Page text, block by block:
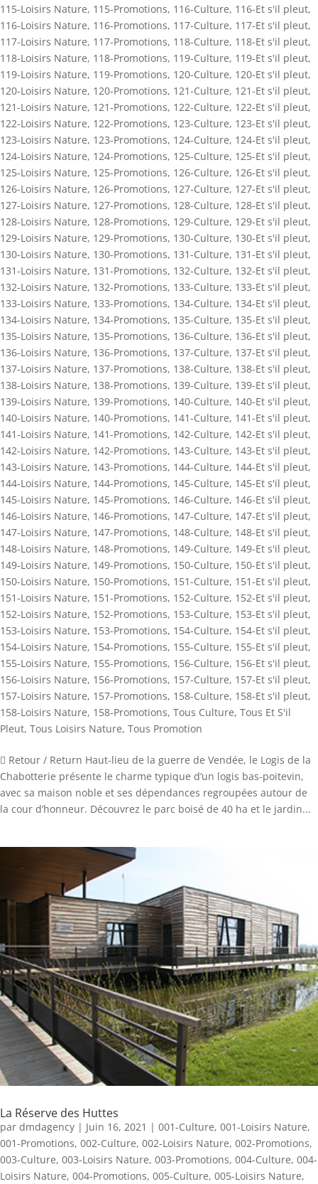
115-Loisirs Nature, 115-Promotions, 116-Culture, 116-Et s'il pleut,
116-Loisirs Nature, 116-Promotions, 117-Culture, 117-Et s'il pleut,
117-Loisirs Nature, 117-Promotions, 118-Culture, 118-Et s'il pleut,
118-Loisirs Nature, 118-Promotions, 119-Culture, 119-Et s'il pleut,
119-Loisirs Nature, 119-Promotions, 120-Culture, 120-Et s'il pleut,
120-Loisirs Nature, 120-Promotions, 121-Culture, 121-Et s'il pleut,
121-Loisirs Nature, 121-Promotions, 122-Culture, 122-Et s'il pleut,
122-Loisirs Nature, 122-Promotions, 123-Culture, 123-Et s'il pleut,
123-Loisirs Nature, 123-Promotions, 124-Culture, 124-Et s'il pleut,
124-Loisirs Nature, 124-Promotions, 125-Culture, 125-Et s'il pleut,
125-Loisirs Nature, 125-Promotions, 126-Culture, 126-Et s'il pleut,
126-Loisirs Nature, 126-Promotions, 127-Culture, 127-Et s'il pleut,
127-Loisirs Nature, 127-Promotions, 128-Culture, 128-Et s'il pleut,
128-Loisirs Nature, 128-Promotions, 129-Culture, 129-Et s'il pleut,
129-Loisirs Nature, 129-Promotions, 130-Culture, 130-Et s'il pleut,
130-Loisirs Nature, 130-Promotions, 131-Culture, 131-Et s'il pleut,
131-Loisirs Nature, 131-Promotions, 132-Culture, 132-Et s'il pleut,
132-Loisirs Nature, 132-Promotions, 133-Culture, 133-Et s'il pleut,
133-Loisirs Nature, 133-Promotions, 134-Culture, 134-Et s'il pleut,
134-Loisirs Nature, 134-Promotions, 135-Culture, 135-Et s'il pleut,
135-Loisirs Nature, 135-Promotions, 136-Culture, 136-Et s'il pleut,
136-Loisirs Nature, 136-Promotions, 137-Culture, 137-Et s'il pleut,
137-Loisirs Nature, 137-Promotions, 138-Culture, 138-Et s'il pleut,
138-Loisirs Nature, 138-Promotions, 139-Culture, 139-Et s'il pleut,
139-Loisirs Nature, 139-Promotions, 140-Culture, 140-Et s'il pleut,
140-Loisirs Nature, 140-Promotions, 141-Culture, 141-Et s'il pleut,
141-Loisirs Nature, 141-Promotions, 142-Culture, 142-Et s'il pleut,
142-Loisirs Nature, 142-Promotions, 143-Culture, 143-Et s'il pleut,
143-Loisirs Nature, 143-Promotions, 144-Culture, 144-Et s'il pleut,
144-Loisirs Nature, 144-Promotions, 145-Culture, 145-Et s'il pleut,
145-Loisirs Nature, 145-Promotions, 146-Culture, 146-Et s'il pleut,
146-Loisirs Nature, 146-Promotions, 147-Culture, 147-Et s'il pleut,
147-Loisirs Nature, 147-Promotions, 148-Culture, 148-Et s'il pleut,
148-Loisirs Nature, 148-Promotions, 149-Culture, 149-Et s'il pleut,
149-Loisirs Nature, 149-Promotions, 150-Culture, 150-Et s'il pleut,
150-Loisirs Nature, 150-Promotions, 151-Culture, 151-Et s'il pleut,
151-Loisirs Nature, 151-Promotions, 152-Culture, 152-Et s'il pleut,
152-Loisirs Nature, 152-Promotions, 153-Culture, 153-Et s'il pleut,
153-Loisirs Nature, 153-Promotions, 154-Culture, 154-Et s'il pleut,
154-Loisirs Nature, 154-Promotions, 155-Culture, 155-Et s'il pleut,
155-Loisirs Nature, 155-Promotions, 156-Culture, 156-Et s'il pleut,
156-Loisirs Nature, 156-Promotions, 157-Culture, 157-Et s'il pleut,
157-Loisirs Nature, 157-Promotions, 158-Culture, 158-Et s'il pleut,
158-Loisirs Nature, 158-Promotions, Tous Culture, Tous Et S'il
Pleut, Tous Loisirs Nature, Tous Promotion
 Retour / Return Haut-lieu de la guerre de Vendée, le Logis de la
Chabotterie présente le charme typique d’un logis bas-poitevin,
avec sa maison noble et ses dépendances regroupées autour de
la cour d’honneur. Découvrez le parc boisé de 40 ha et le jardin...
La Réserve des Huttes
par dmdagency | Juin 16, 2021 | 001-Culture, 001-Loisirs Nature,
001-Promotions, 002-Culture, 002-Loisirs Nature, 002-Promotions,
003-Culture, 003-Loisirs Nature, 003-Promotions, 004-Culture, 004-
Loisirs Nature, 004-Promotions, 005-Culture, 005-Loisirs Nature,